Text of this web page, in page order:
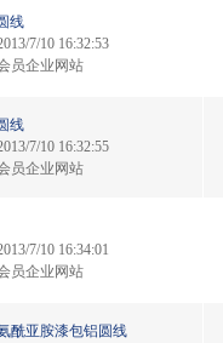
线
7/10 16:32:53
员企业网站
线
7/10 16:32:55
员企业网站
7/10 16:34:01
员企业网站
酰亚胺漆包铝圆线